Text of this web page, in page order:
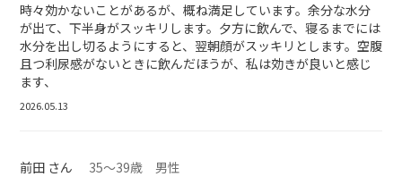
時々効かないことがあるが、概ね満足しています。余分な水分
が出て、下半身がスッキリします。夕方に飲んで、寝るまでには
水分を出し切るようにすると、翌朝顔がスッキリとします。空腹
且つ利尿感がないときに飲んだほうが、私は効きが良いと感じ
ます、
2026.05.13
前田 さん 35～39歳 男性